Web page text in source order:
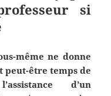
si
même ne donne
peut-être temps de
d’un